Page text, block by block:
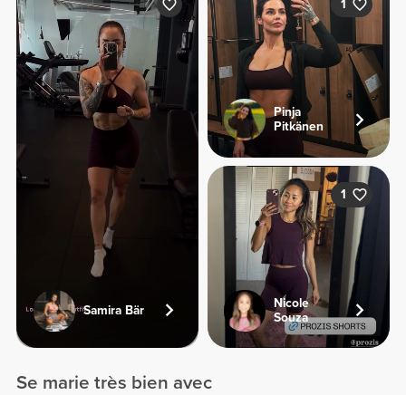
Samira Bär
1
Pinja
Pitkänen
1
Nicole
Souza
Se marie très bien avec